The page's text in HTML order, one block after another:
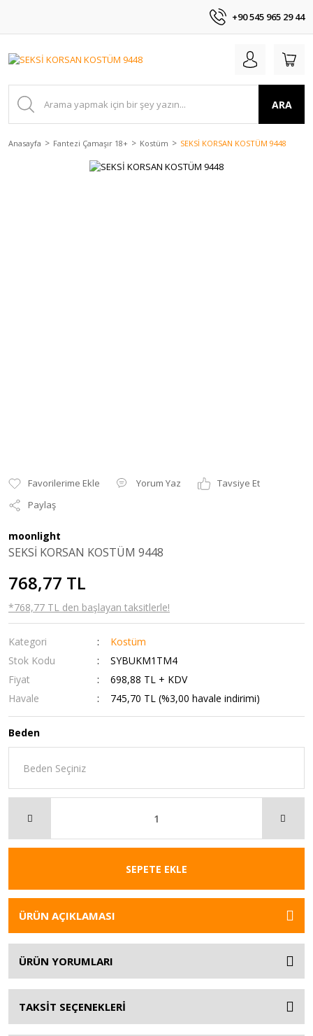
+90 545 965 29 44
ARA
Anasayfa Fantezi Çamaşır 18+ Kostüm SEKSİ KORSAN KOSTÜM 9448
Yorum Yaz
Tavsiye Et
Paylaş
moonlight
SEKSİ KORSAN KOSTÜM 9448
768,77 TL
*768,77 TL den başlayan taksitlerle!
Kategori
Kostüm
Stok Kodu
SYBUKM1TM4
Fiyat
698,88 TL + KDV
Havale
745,70 TL (%3,00 havale indirimi)
Beden
SEPETE EKLE
ÜRÜN AÇIKLAMASI
ÜRÜN YORUMLARI
TAKSİT SEÇENEKLERİ